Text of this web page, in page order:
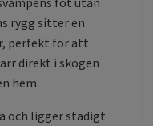
rygg sitter en
perfekt för att
direkt i skogen
hem.
och ligger stadigt